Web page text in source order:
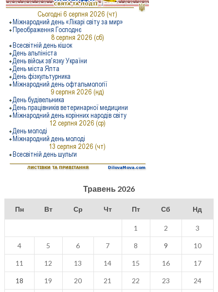
Травень 2026
Пн Вт Ср Чт Пт Сб Нд
1 2 3
4 5 6 7 8 9 10
11 12 13 14 15 16 17
18 19 20 21 22 23 24